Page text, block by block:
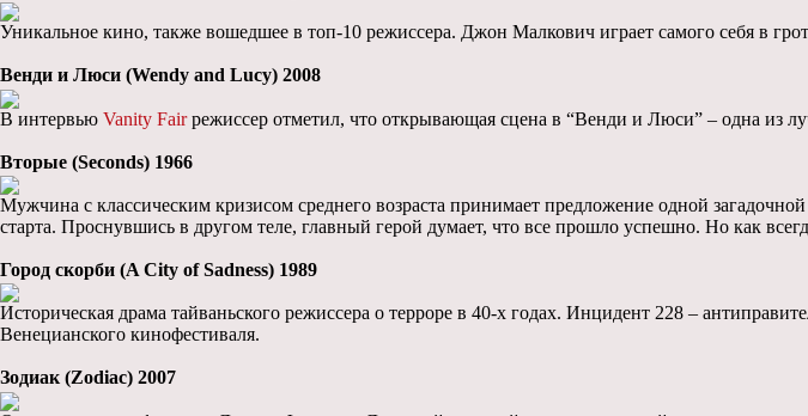
Уникальное кино, также вошедшее в топ-10 режиссера. Джон Малкович играет самого себя в
Венди и Люси (Wendy and Lucy) 2008
В интервью Vanity Fairрежиссер отметил, что открывающая сцена в “Венди и Люси” – одна из
Вторые (Seconds) 1966
Мужчина с классическим кризисом среднего возраста принимает предложение одной
старта. Проснувшись в другом теле, главный герой думает, что все прошло успешно. Но как
Город скорби (A City of Sadness) 1989
Историческая драма тайваньского режиссера о терроре в 40-х годах. Инцидент 228 –
Венецианского кинофестиваля.
Зодиак (Zodiac) 2007